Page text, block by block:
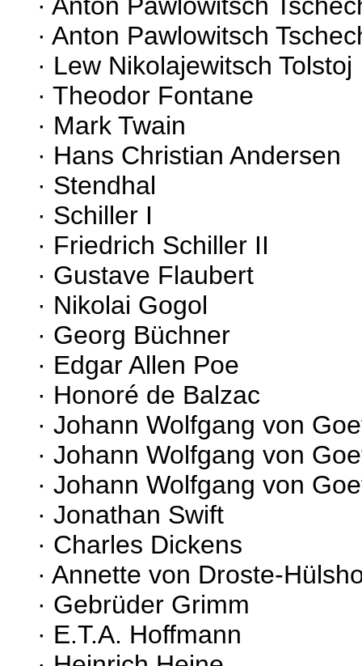
· Anton Pawlowitsch
· Lew Nikolajewitsch Tolstoj
· Theodor Fontane
· Mark Twain
· Hans Christian Andersen
· Stendhal
· Schiller I
· Friedrich Schiller II
· Gustave Flaubert
· Nikolai Gogol
· Georg Büchner
· Edgar Allen Poe
· Honoré de Balzac
· Johann Wolfgang von
· Johann Wolfgang von
· Johann Wolfgang von
· Jonathan Swift
· Charles Dickens
· Annette von Droste-
· Gebrüder Grimm
· E.T.A. Hoffmann